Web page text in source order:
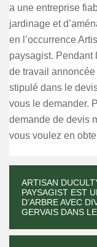
a une entreprise
jardinage et
en l’occurrence
paysagist. Pendant
de travail
stipulé dans le
vous le demander.
demande de devis
vous voulez en
ARTISAN
PAYSAGIST EST
D’ARBRE AVEC
GERVAIS DANS